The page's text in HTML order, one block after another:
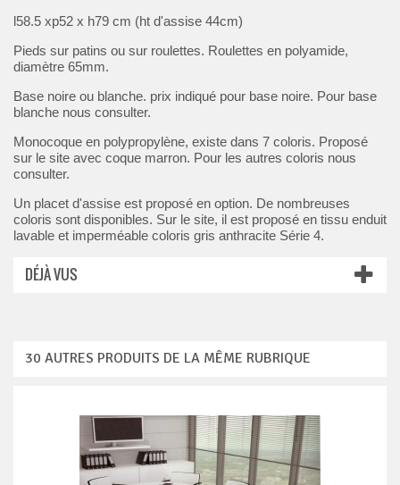
l58.5 xp52 x h79 cm (ht d'assise 44cm)
Pieds sur patins ou sur roulettes. Roulettes en polyamide,
diamètre 65mm.
Base noire ou blanche. prix indiqué pour base noire. Pour base
blanche nous consulter.
Monocoque en polypropylène, existe dans 7 coloris. Proposé
sur le site avec coque marron. Pour les autres coloris nous
consulter.
Un placet d'assise est proposé en option. De nombreuses
coloris sont disponibles. Sur le site, il est proposé en tissu enduit
lavable et imperméable coloris gris anthracite Série 4.
DÉJÀ VUS
30 AUTRES PRODUITS DE LA MÊME RUBRIQUE